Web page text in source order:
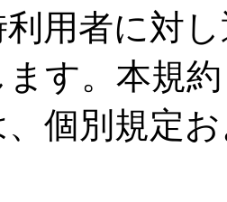
用者に対
ます。本規
個別規定